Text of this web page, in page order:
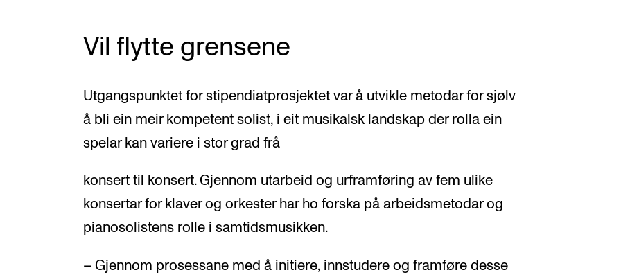
Vil flytte grensene
Utgangspunktet for stipendiatprosjektet var å utvikle metodar for sjølv
å bli ein meir kompetent solist, i eit musikalsk landskap der rolla ein
spelar kan variere i stor grad frå
konsert til konsert. Gjennom utarbeid og urframføring av fem ulike
konsertar for klaver og orkester har ho forska på arbeidsmetodar og
pianosolistens rolle i samtidsmusikken.
– Gjennom prosessane med å initiere, innstudere og framføre desse